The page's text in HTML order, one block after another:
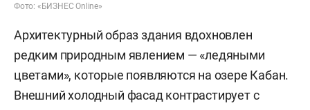
Фото: «БИЗНЕС Online»
Архитектурный образ здания вдохновлен
редким природным явлением — «ледяными
цветами», которые появляются на озере Кабан.
Внешний холодный фасад контрастирует с